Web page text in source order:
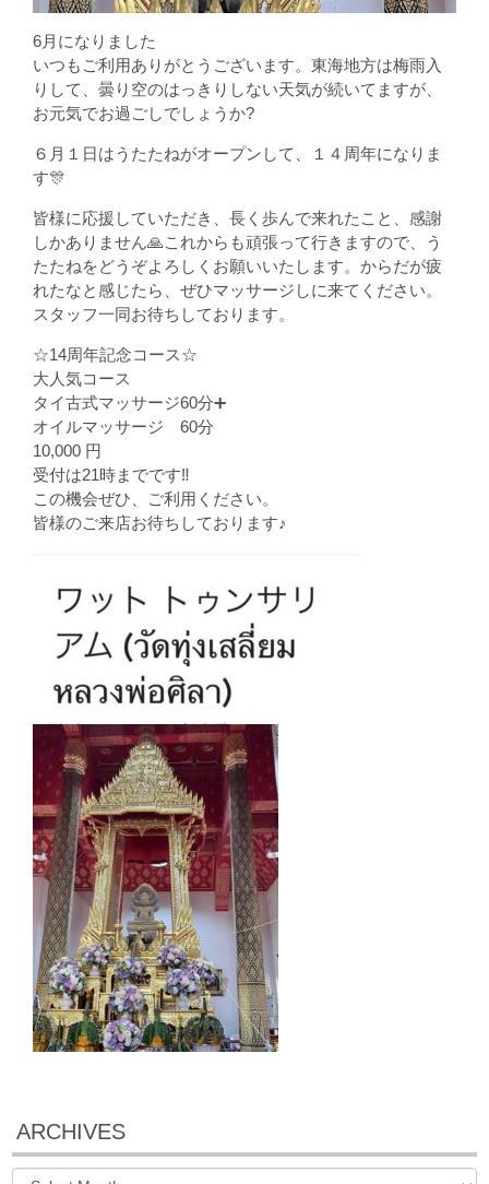
6月になりました
いつもご利用ありがとうございます。東海地方は梅雨入
りして、曇り空のはっきりしない天気が続いてますが、
お元気でお過ごしでしょうか?
６月１日はうたたねがオープンして、１４周年になりま
す🎊
皆様に応援していただき、長く歩んで来れたこと、感謝
しかありません🙏これからも頑張って行きますので、う
たたねをどうぞよろしくお願いいたします。からだが疲
れたなと感じたら、ぜひマッサージしに来てください。
スタッフ一同お待ちしております。
☆14周年記念コース☆
大人気コース
タイ古式マッサージ60分➕
オイルマッサージ 60分
10,000 円
受付は21時までです‼️
この機会ぜひ、ご利用ください。
皆様のご来店お待ちしております♪
ARCHIVES